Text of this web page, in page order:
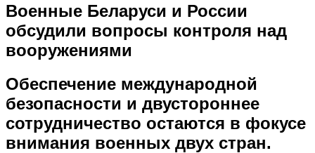
Военные Беларуси и России
обсудили вопросы контроля над
вооружениями
Обеспечение международной
безопасности и двустороннее
сотрудничество остаются в фокусе
внимания военных двух стран.